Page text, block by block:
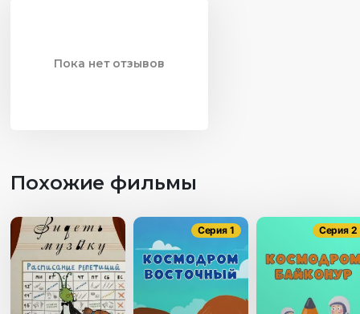
Пока нет отзывов
Похожие фильмы
Серия 1 Серия 2